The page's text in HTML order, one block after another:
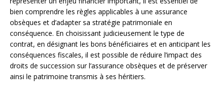
bien comprendre les règles applicables à une assurance
obsèques et d’adapter sa stratégie patrimoniale en
conséquence. En choisissant judicieusement le type de
contrat, en désignant les bons bénéficiaires et en anticipant les
conséquences fiscales, il est possible de réduire l’impact des
droits de succession sur l’assurance obsèques et de préserver
ainsi le patrimoine transmis à ses héritiers.